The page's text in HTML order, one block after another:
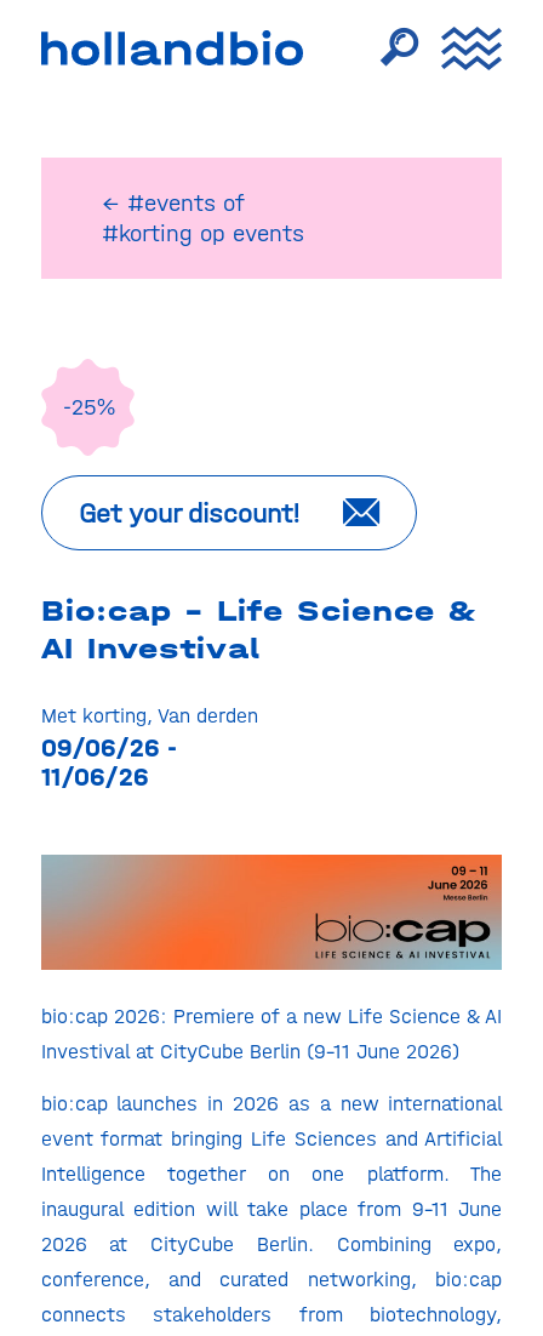
← #events of
#korting op events
-25%
Get your discount!
Bio:cap – Life Science &
AI Investival
Met korting, Van derden
09/06/26 -
11/06/26
bio:cap 2026: Premiere of a new Life Science & AI
Investival at CityCube Berlin (9–11 June 2026)
bio:cap launches in 2026 as a new international
event format bringing Life Sciences and Artificial
Intelligence together on one platform. The
inaugural edition will take place from 9–11 June
2026 at CityCube Berlin. Combining expo,
conference, and curated networking, bio:cap
connects stakeholders from biotechnology,